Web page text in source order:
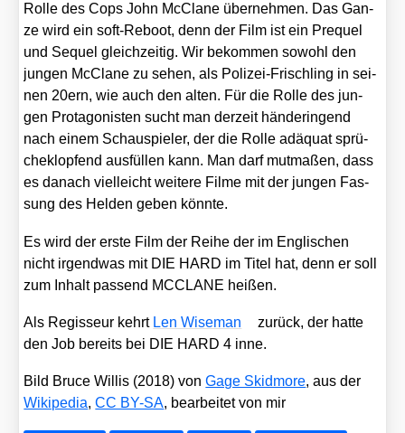
Rol­le des Cops John McCla­ne über­neh­men. Das Gan­
ze wird ein soft-Reboot, denn der Film ist ein Pre­quel
und Sequel gleich­zei­tig. Wir bekom­men sowohl den
jun­gen McCla­ne zu sehen, als Poli­zei-Frisch­ling in sei­
nen 20ern, wie auch den alten. Für die Rol­le des jun­
gen Prot­ago­nis­ten sucht man der­zeit hän­de­rin­gend
nach einem Schau­spie­ler, der die Rol­le adäquat sprü­
che­klop­fend aus­fül­len kann. Man darf mut­ma­ßen, dass
es danach viel­leicht wei­te­re Fil­me mit der jun­gen Fas­
sung des Hel­den geben könn­te.
Es wird der ers­te Film der Rei­he der im Eng­li­schen
nicht irgend­was mit DIE HARD im Titel hat, denn er soll
zum Inhalt pas­send MCCLANE hei­ßen.
Als Regis­seur kehrt Len Wise­man
zurück, der hat­te
den Job bereits bei DIE HARD 4 inne.
Bild Bruce Wil­lis (2018) vonGage Skid­mo­re, aus der
Wiki­pe­dia,CC BY-SA, bear­bei­tet von mir